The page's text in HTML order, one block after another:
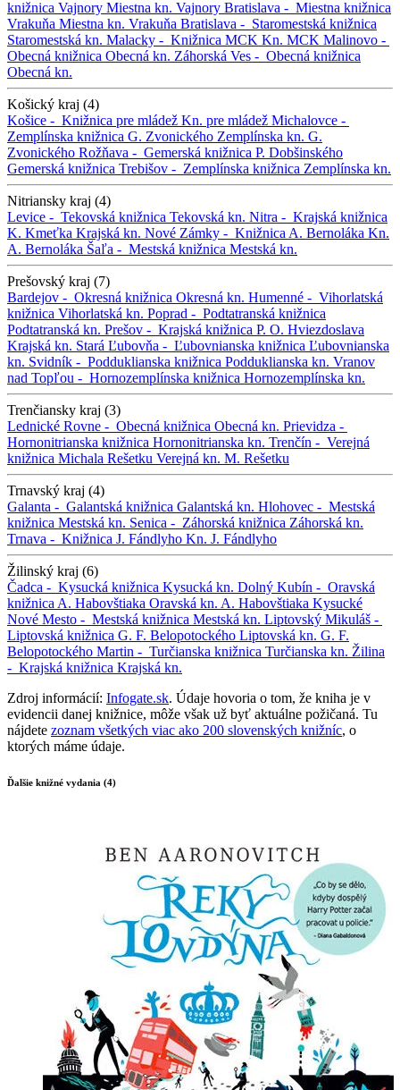
knižnica Vajnory Miestna kn. Vajnory Bratislava - Miestna knižnica
Vrakuňa Miestna kn. Vrakuňa Bratislava - Staromestská knižnica
Staromestská kn. Malacky - Knižnica MCK Kn. MCK Malinovo -
Obecná knižnica Obecná kn. Záhorská Ves - Obecná knižnica
Obecná kn.
Košický kraj (4)
Košice - Knižnica pre mládež Kn. pre mládež Michalovce -
Zemplínska knižnica G. Zvonického Zemplínska kn. G.
Zvonického Rožňava - Gemerská knižnica P. Dobšinského
Gemerská knižnica Trebišov - Zemplínska knižnica Zemplínska kn.
Nitriansky kraj (4)
Levice - Tekovská knižnica Tekovská kn. Nitra - Krajská knižnica
K. Kmeťka Krajská kn. Nové Zámky - Knižnica A. Bernoláka Kn.
A. Bernoláka Šaľa - Mestská knižnica Mestská kn.
Prešovský kraj (7)
Bardejov - Okresná knižnica Okresná kn. Humenné - Vihorlatská
knižnica Vihorlatská kn. Poprad - Podtatranská knižnica
Podtatranská kn. Prešov - Krajská knižnica P. O. Hviezdoslava
Krajská kn. Stará Ľubovňa - Ľubovnianska knižnica Ľubovnianska
kn. Svidník - Podduklianska knižnica Podduklianska kn. Vranov
nad Topľou - Hornozemplínska knižnica Hornozemplínska kn.
Trenčiansky kraj (3)
Lednické Rovne - Obecná knižnica Obecná kn. Prievidza -
Hornonitrianska knižnica Hornonitrianska kn. Trenčín - Verejná
knižnica Michala Rešetku Verejná kn. M. Rešetku
Trnavský kraj (4)
Galanta - Galantská knižnica Galantská kn. Hlohovec - Mestská
knižnica Mestská kn. Senica - Záhorská knižnica Záhorská kn.
Trnava - Knižnica J. Fándlyho Kn. J. Fándlyho
Žilinský kraj (6)
Čadca - Kysucká knižnica Kysucká kn. Dolný Kubín - Oravská
knižnica A. Habovštiaka Oravská kn. A. Habovštiaka Kysucké
Nové Mesto - Mestská knižnica Mestská kn. Liptovský Mikuláš -
Liptovská knižnica G. F. Belopotockého Liptovská kn. G. F.
Belopotockého Martin - Turčianska knižnica Turčianska kn. Žilina
- Krajská knižnica Krajská kn.
Zdroj informácií: Infogate.sk. Údaje hovoria o tom, že kniha je v
evidencii danej knižnice, môže však už byť aktuálne požičaná. Tu
nájdete zoznam všetkých viac ako 200 slovenských knižníc, o
ktorých máme údaje.
Ďalšie knižné vydania (4)